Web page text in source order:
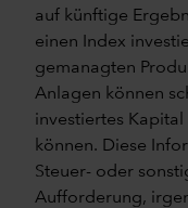
auf künftige
einen Index
gemanagten
Anlagen können
investiertes
können. Diese
Steuer- oder
Aufforderung,